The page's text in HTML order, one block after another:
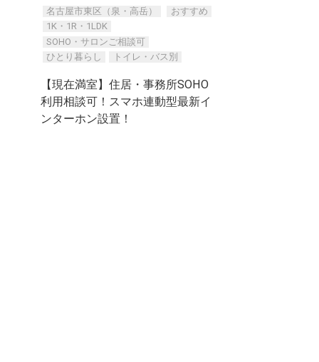
名古屋市東区（泉・高岳）
おすすめ
1K・1R・1LDK
SOHO・サロンご相談可
ひとり暮らし
トイレ・バス別
【現在満室】住居・事務所SOHO
利用相談可！スマホ連動型最新イ
ンターホン設置！